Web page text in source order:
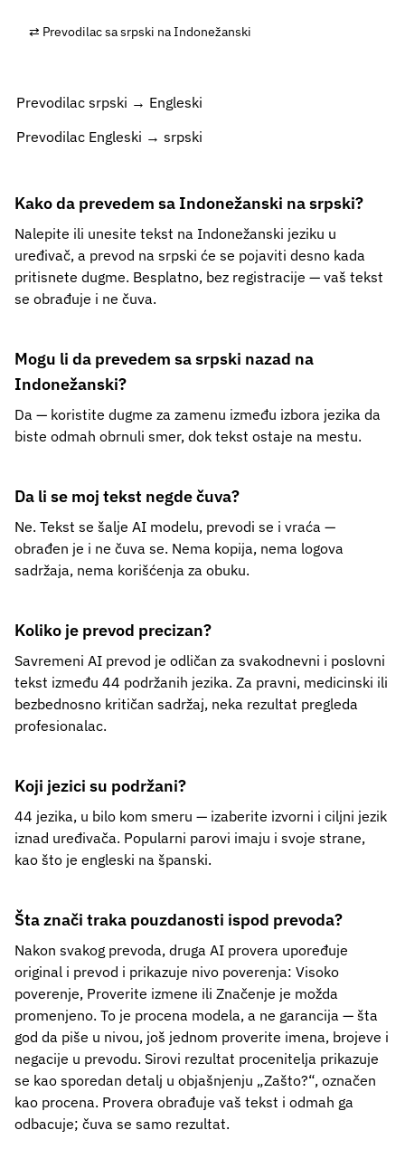
⇄ Prevodilac sa srpski na Indonežanski
Prevodilac srpski → Engleski
Prevodilac Engleski → srpski
Kako da prevedem sa Indonežanski na srpski?
Nalepite ili unesite tekst na Indonežanski jeziku u
uređivač, a prevod na srpski će se pojaviti desno kada
pritisnete dugme. Besplatno, bez registracije — vaš tekst
se obrađuje i ne čuva.
Mogu li da prevedem sa srpski nazad na
Indonežanski?
Da — koristite dugme za zamenu između izbora jezika da
biste odmah obrnuli smer, dok tekst ostaje na mestu.
Da li se moj tekst negde čuva?
Ne. Tekst se šalje AI modelu, prevodi se i vraća —
obrađen je i ne čuva se. Nema kopija, nema logova
sadržaja, nema korišćenja za obuku.
Koliko je prevod precizan?
Savremeni AI prevod je odličan za svakodnevni i poslovni
tekst između 44 podržanih jezika. Za pravni, medicinski ili
bezbednosno kritičan sadržaj, neka rezultat pregleda
profesionalac.
Koji jezici su podržani?
44 jezika, u bilo kom smeru — izaberite izvorni i ciljni jezik
iznad uređivača. Popularni parovi imaju i svoje strane,
kao što je engleski na španski.
Šta znači traka pouzdanosti ispod prevoda?
Nakon svakog prevoda, druga AI provera upoređuje
original i prevod i prikazuje nivo poverenja: Visoko
poverenje, Proverite izmene ili Značenje je možda
promenjeno. To je procena modela, a ne garancija — šta
god da piše u nivou, još jednom proverite imena, brojeve i
negacije u prevodu. Sirovi rezultat procenitelja prikazuje
se kao sporedan detalj u objašnjenju „Zašto?“, označen
kao procena. Provera obrađuje vaš tekst i odmah ga
odbacuje; čuva se samo rezultat.